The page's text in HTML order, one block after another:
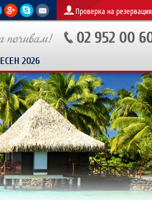
Проверка на резервация
ЕСЕН 2026